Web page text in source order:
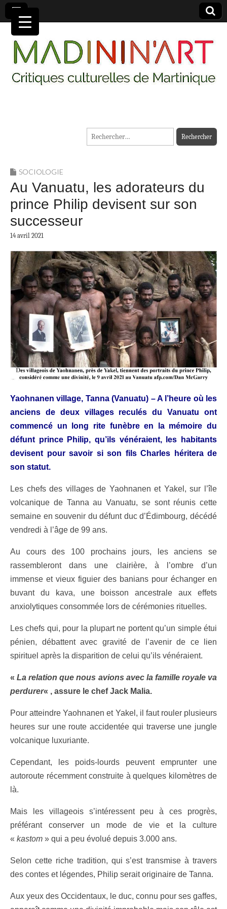
MADININ'ART
Rechercher :
SOCIOLOGIE
Au Vanuatu, les adorateurs du
prince Philip devisent sur son
successeur
14 avril 2021
Yaohnanen village, Tanna (Vanuatu) – A l’heure où les
anciens de deux villages reculés du Vanuatu ont
commencé un long rite funèbre en la mémoire du
défunt prince Philip, qu’ils vénéraient, les habitants
devisent pour savoir si son fils Charles héritera de
son statut.
Les chefs des villages de Yaohnanen et Yakel, sur l’île
volcanique de Tanna au Vanuatu, se sont réunis cette
semaine en souvenir du défunt duc d’Édimbourg, décédé
vendredi à l’âge de 99 ans.
Au cours des 100 prochains jours, les anciens se
rassembleront dans une clairière, à l’ombre d’un
immense et vieux figuier des banians pour échanger en
buvant du kava, une boisson ancestrale aux effets
anxiolytiques consommée lors de cérémonies rituelles.
Les chefs qui, pour la plupart ne portent qu’un simple étui
pénien, débattent avec gravité de l’avenir de ce lien
spirituel après la disparition de celui qu’ils vénéraient.
«La relation que nous avions avec la famille royale va
perdurer« , assure le chef Jack Malia.
Pour atteindre Yaohnanen et Yakel, il faut rouler plusieurs
heures sur une route accidentée qui traverse une jungle
volcanique luxuriante.
Cependant, les poids-lourds peuvent emprunter une
autoroute récemment construite à quelques kilomètres de
là.
Mais les villageois s’intéressent peu à ces progrès,
préférant conserver un mode de vie et la culture
« kastom » qui a peu évolué depuis 3.000 ans.
Selon cette riche tradition, qui s’est transmise à travers
des contes et légendes, Philip serait originaire de Tanna.
Aux yeux des Occidentaux, le duc, connu pour ses gaffes,